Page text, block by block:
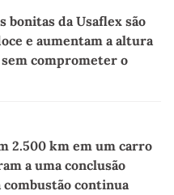
bonitas da Usaflex são
e aumentam a altura
comprometer o
2.500 km em um carro
a uma conclusão
continua